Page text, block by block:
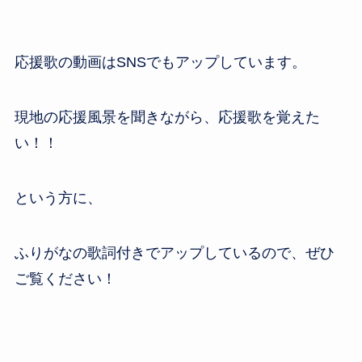
応援歌の動画はSNSでもアップしています。
現地の応援風景を聞きながら、応援歌を覚えた
い！！
という方に、
ふりがなの歌詞付きでアップしているので、ぜひ
ご覧ください！